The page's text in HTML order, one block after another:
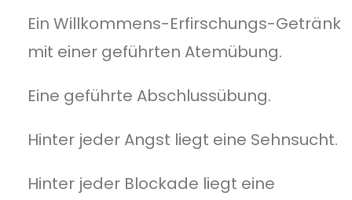
Ein Willkommens-Erfirschungs-Getränk
mit einer geführten Atemübung.
Eine geführte Abschlussübung.
Hinter jeder Angst liegt eine Sehnsucht.
Hinter jeder Blockade liegt eine